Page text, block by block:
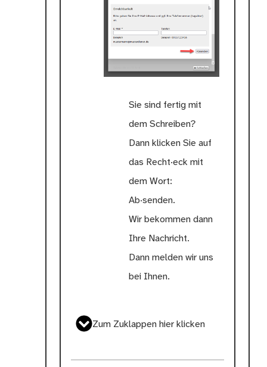
Sie sind fertig mit
dem Schreiben?
Dann klicken Sie auf
das Recht·eck mit
dem Wort:
Ab·senden.
Wir bekommen dann
Ihre Nachricht.
Dann melden wir uns
bei Ihnen.
Zum Zuklappen hier klicken